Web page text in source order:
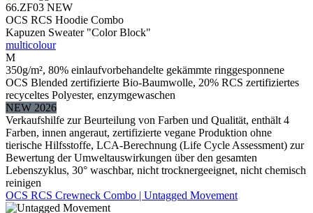
66.ZF03 NEW
OCS RCS Hoodie Combo
Kapuzen Sweater "Color Block"
multicolour
M
350g/m², 80% einlaufvorbehandelte gekämmte ringgesponnene
OCS Blended zertifizierte Bio-Baumwolle, 20% RCS zertifiziertes
recyceltes Polyester, enzymgewaschen
NEW 2026
Verkaufshilfe zur Beurteilung von Farben und Qualität, enthält 4
Farben, innen angeraut, zertifizierte vegane Produktion ohne
tierische Hilfsstoffe, LCA-Berechnung (Life Cycle Assessment) zur
Bewertung der Umweltauswirkungen über den gesamten
Lebenszyklus, 30° waschbar, nicht trocknergeeignet, nicht chemisch
reinigen
OCS RCS Crewneck Combo | Untagged Movement